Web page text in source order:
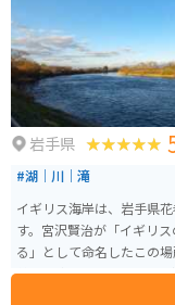
近くには温泉施設「ラ・
も多く、1日中楽しめます
岩手県
#湖｜川｜滝
イギリス海岸は、岩手県
す。宮沢賢治が「イギリ
る」として命名したこの
美しい姿を見せます。 見どころは、自然の美しさと文学的な背景です。川沿
いに設けられた遊歩道を